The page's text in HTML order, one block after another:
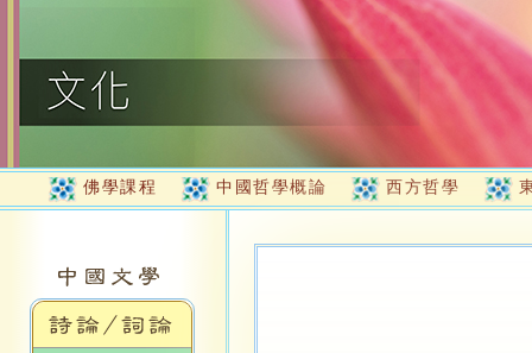
佛學課程 中國哲學概論 西方哲學